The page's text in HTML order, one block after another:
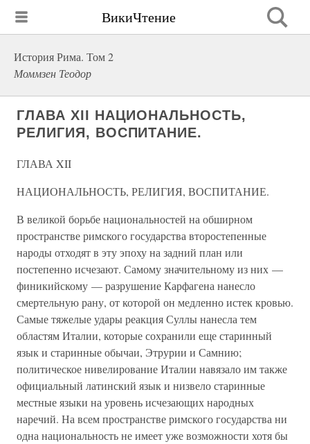
ВикиЧтение
История Рима. Том 2
Моммзен Теодор
ГЛАВА XII НАЦИОНАЛЬНОСТЬ,
РЕЛИГИЯ, ВОСПИТАНИЕ.
ГЛАВА XII
НАЦИОНАЛЬНОСТЬ, РЕЛИГИЯ, ВОСПИТАНИЕ.
В великой борьбе национальностей на обширном
пространстве римского государства второстепенные
народы отходят в эту эпоху на задний план или
постепенно исчезают. Самому значительному из них —
финикийскому — разрушение Карфагена нанесло
смертельную рану, от которой он медленно истек кровью.
Самые тяжелые удары реакция Суллы нанесла тем
областям Италии, которые сохранили еще старинный
язык и старинные обычаи, Этрурии и Самнию;
политическое нивелирование Италии навязало им также
официальный латинский язык и низвело старинные
местные языки на уровень исчезающих народных
наречий. На всем пространстве римского государства ни
одна национальность не имеет уже возможности хотя бы